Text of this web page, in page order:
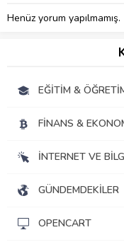
Henüz yorum yapılmamış.
EĞITIM &
FINANS &
İNTERNET VE
GÜNDEMDEKILER
OPENCART